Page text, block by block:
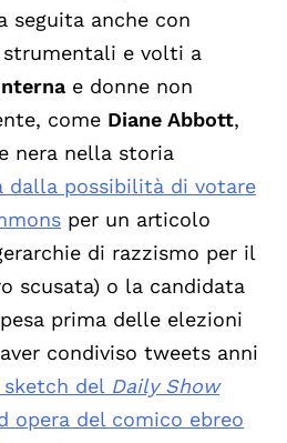
seguita anche con
e volti a
e donne non
come Diane Abbott,
nera nella storia
dalla possibilità di votare
per un articolo
di razzismo per il
scusata) o la candidata
prima delle elezioni
condiviso tweets anni
sketch del Daily Show
opera del comico ebreo